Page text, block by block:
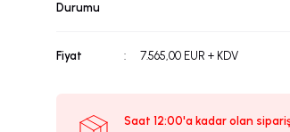
Durumu
Fiyat 7.565,00 EUR + KDV
Saat 12:00'a kadar olan